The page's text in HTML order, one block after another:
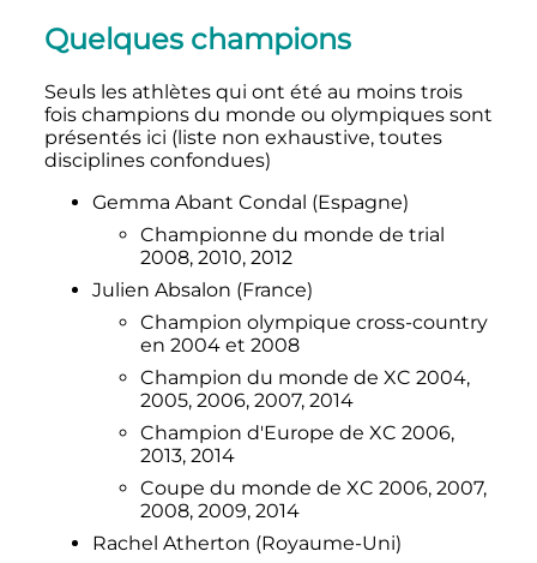
Quelques champions
Seuls les athlètes qui ont été au moins trois
fois champions du monde ou olympiques sont
présentés ici (liste non exhaustive, toutes
disciplines confondues)
Gemma Abant Condal (Espagne)
Championne du monde de trial
2008, 2010, 2012
Julien Absalon (France)
Champion olympique cross-country
en 2004 et 2008
Champion du monde de XC 2004,
2005, 2006, 2007, 2014
Champion d'Europe de XC 2006,
2013, 2014
Coupe du monde de XC 2006, 2007,
2008, 2009, 2014
Rachel Atherton (Royaume-Uni)